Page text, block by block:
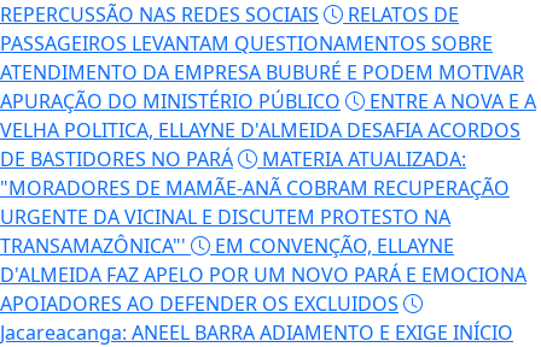
REPERCUSSÃO NAS REDES SOCIAIS
RELATOS DE
PASSAGEIROS LEVANTAM QUESTIONAMENTOS SOBRE
ATENDIMENTO DA EMPRESA BUBURÉ E PODEM MOTIVAR
APURAÇÃO DO MINISTÉRIO PÚBLICO
ENTRE A NOVA E A
VELHA POLITICA, ELLAYNE D'ALMEIDA DESAFIA ACORDOS
DE BASTIDORES NO PARÁ
MATERIA ATUALIZADA:
"MORADORES DE MAMÃE-ANÃ COBRAM RECUPERAÇÃO
URGENTE DA VICINAL E DISCUTEM PROTESTO NA
TRANSAMAZÔNICA"'
EM CONVENÇÃO, ELLAYNE
D'ALMEIDA FAZ APELO POR UM NOVO PARÁ E EMOCIONA
APOIADORES AO DEFENDER OS EXCLUIDOS
Jacareacanga: ANEEL BARRA ADIAMENTO E EXIGE INÍCIO